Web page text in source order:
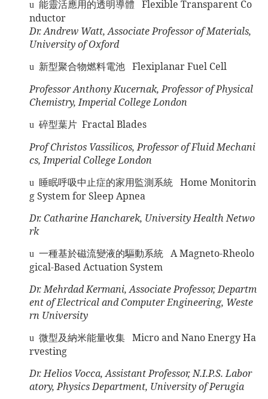
u 能靈活應用的透明導體 Flexible Transparent Co
nductor
Dr. Andrew Watt, Associate Professor of Materials,
University ofOxford
u 新型聚合物燃料電池 Flexiplanar Fuel Cell
Professor Anthony Kucernak, Professor of Physical
Chemistry, Imperial College London
u 碎型葉片 Fractal Blades
Prof Christos Vassilicos, Professor of Fluid Mechani
cs, Imperial College London
u 睡眠呼吸中止症的家用監測系統 Home Monitorin
g System for Sleep Apnea
Dr. Catharine Hancharek, University Health Netwo
rk
u 一種基於磁流變液的驅動系統 A Magneto-Rheolo
gical-Based Actuation System
Dr. Mehrdad Kermani, Associate Professor, Departm
ent of Electrical and Computer Engineering, Weste
rn University
u 微型及納米能量收集 Micro and Nano Energy Ha
rvesting
Dr. Helios Vocca, Assistant Professor, N.I.P.S. Labor
atory, Physics Department, University of Perugia